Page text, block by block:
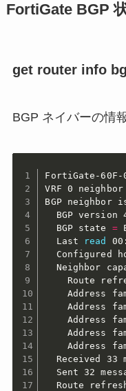
FortiGate BGP
get router info
BGP ネイバーの情
FortiGate-
VRF 0
BGP neighbor
BGP version
  BGP state
=
  Last
read
Configured
Neighbor
Route
Address
Address
Address
Address
Address
Received 33
Sent 32
Route